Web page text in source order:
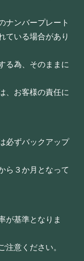
ナンバープレート
ている場合があり
る為、そのままに
、お客様の責任に
必ずバックアップ
ら３か月となって
が基準となりま
注意ください。